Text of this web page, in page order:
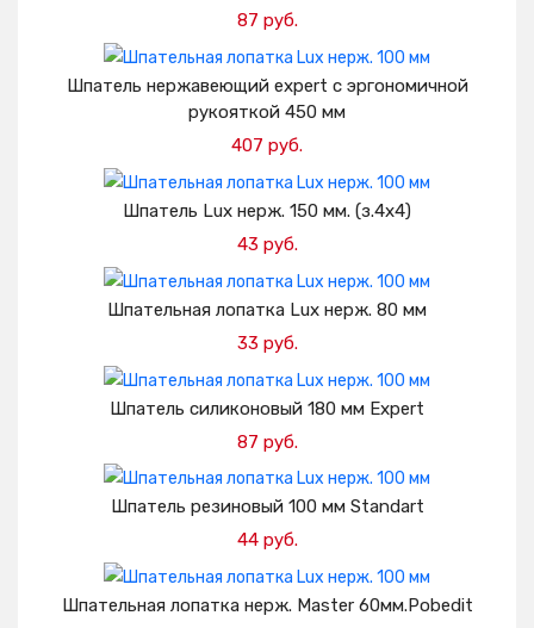
87 руб.
Добавить в корзину
Шпатель нержавеющий expert с эргономичной
рукояткой 450 мм
407 руб.
Добавить в корзину
Шпатель Lux нерж. 150 мм. (з.4х4)
43 руб.
Добавить в корзину
Шпательная лопатка Lux нерж. 80 мм
33 руб.
Добавить в корзину
Шпатель силиконовый 180 мм Expert
87 руб.
Добавить в корзину
Шпатель резиновый 100 мм Standart
44 руб.
Добавить в корзину
Шпательная лопатка нерж. Master 60мм.Pobedit